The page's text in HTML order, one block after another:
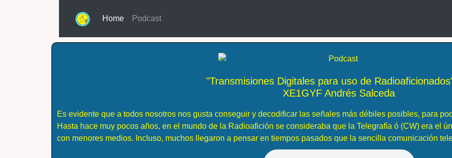
Home (current)
Podcast
"Transmisiones Digitales para uso de
XE1GYF Andrés Salceda
Es evidente que a todos nosotros nos gusta conseguir y decodificar las señales más débiles posibles, para
Hasta hace muy pocos años, en el mundo de la Radioafición se consideraba que la Telegrafía ó (CW) era el
con menores medios. Incluso, muchos llegaron a pensar en tiempos pasados que la sencilla comunicación